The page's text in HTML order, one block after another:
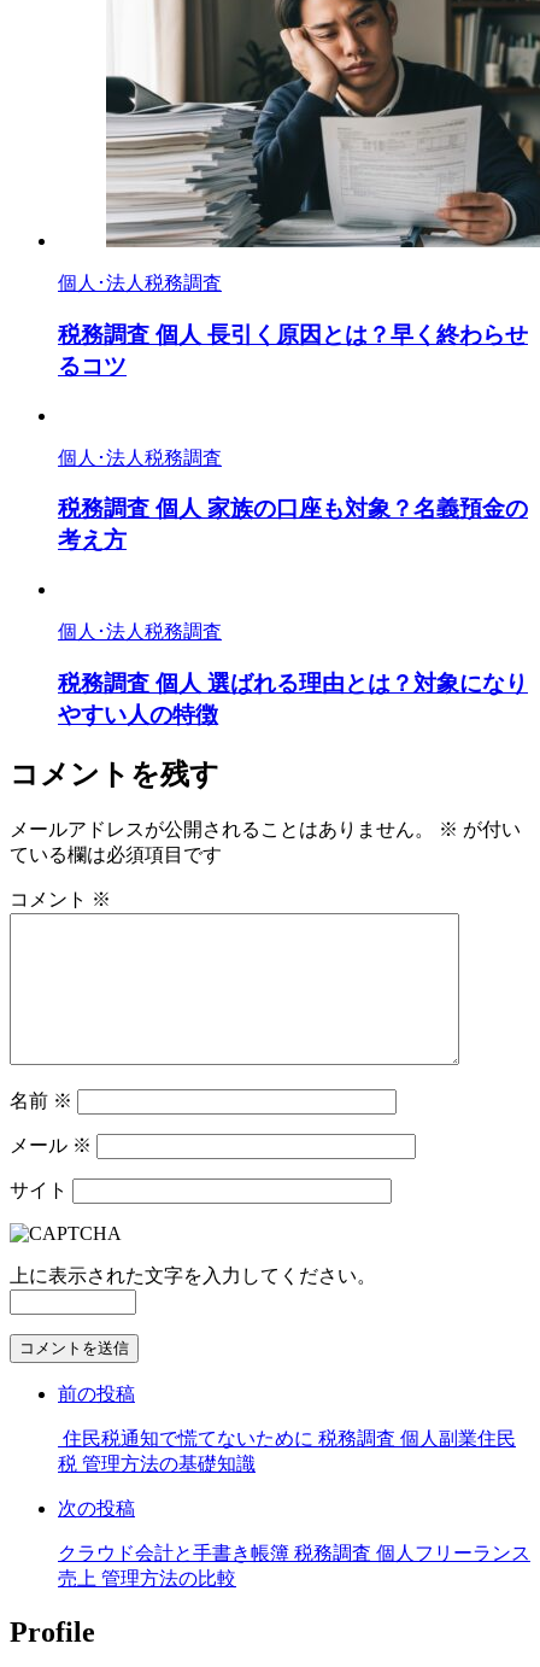
個人･法人税務調査
税務調査 個人 長引く原因とは？早く終わらせ
るコツ
個人･法人税務調査
税務調査 個人 家族の口座も対象？名義預金の
考え方
個人･法人税務調査
税務調査 個人 選ばれる理由とは？対象になり
やすい人の特徴
コメントを残す
メールアドレスが公開されることはありません。 ※ が付い
ている欄は必須項目です
コメント ※
名前 ※
メール ※
サイト
上に表示された文字を入力してください。
コ
す
る
前の投稿
住民税通知で慌てないために 税務調査 個人副業住民
税 管理方法の基礎知識
次の投稿
クラウド会計と手書き帳簿 税務調査 個人フリーランス
売上 管理方法の比較
Profile